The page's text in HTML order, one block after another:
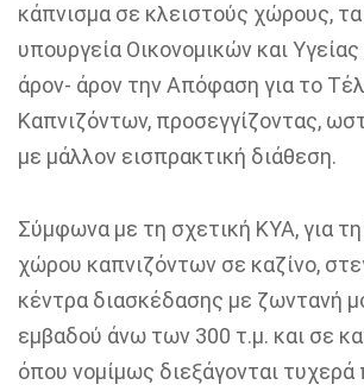
κάπνισμα σε κλειστούς χώρους,
υπουργεία Οικονομικών και
άρον- άρον την Απόφαση για το
Καπνιζόντων, προσεγγίζοντας,
με μάλλον εισπρακτική διάθεση.
Σύμφωνα με τη σχετική ΚΥΑ, για τη
χώρου καπνιζόντων σε καζίνο,
κέντρα διασκέδασης με ζωντανή
εμβαδού άνω των 300 τ.μ. και σε
όπου νομίμως διεξάγονται τυχερά